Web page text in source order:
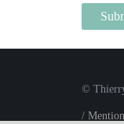
©
/